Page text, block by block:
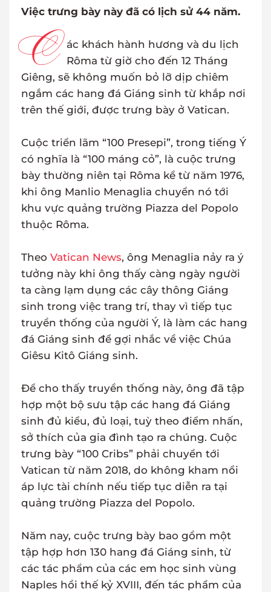
Việc trưng bày này đã có lịch sử 44 năm.
C ác khách hành hương và du lịch
Rôma từ giờ cho đến 12 Tháng
Giêng, sẽ không muốn bỏ lỡ dịp chiêm
ngắm các hang đá Giáng sinh từ khắp nơi
trên thế giới, được trưng bày ở Vatican.
Cuộc triển lãm “100 Presepi”, trong tiếng Ý
có nghĩa là “100 máng cỏ”, là cuộc trưng
bày thường niên tại Rôma kể từ năm 1976,
khi ông Manlio Menaglia chuyển nó tới
khu vực quảng trường Piazza del Popolo
thuộc Rôma.
Theo Vatican News, ông Menaglia nảy ra ý
tưởng này khi ông thấy càng ngày người
ta càng lạm dụng các cây thông Giáng
sinh trong việc trang trí, thay vì tiếp tục
truyền thống của người Ý, là làm các hang
đá Giáng sinh để gợi nhắc về việc Chúa
Giêsu Kitô Giáng sinh.
Để cho thấy truyền thống này, ông đã tập
hợp một bộ sưu tập các hang đá Giáng
sinh đủ kiểu, đủ loại, tuỳ theo điểm nhấn,
sở thích của gia đình tạo ra chúng. Cuộc
trưng bày “100 Cribs” phải chuyển tới
Vatican từ năm 2018, do không kham nổi
áp lực tài chính nếu tiếp tục diễn ra tại
quảng trường Piazza del Popolo.
Năm nay, cuộc trưng bày bao gồm một
tập hợp hơn 130 hang đá Giáng sinh, từ
các tác phẩm của các em học sinh vùng
Naples hồi thế kỷ XVIII, đến tác phẩm của